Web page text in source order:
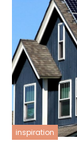
inspiration